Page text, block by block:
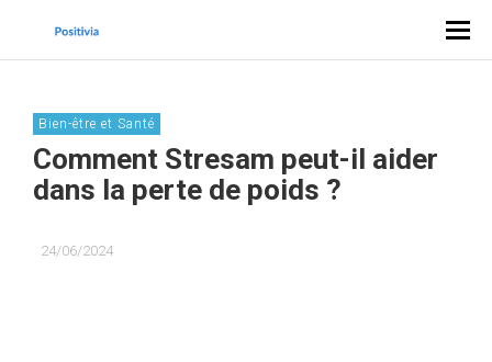
Bien-être et Santé
Comment Stresam peut-il aider
dans la perte de poids ?
24/06/2024